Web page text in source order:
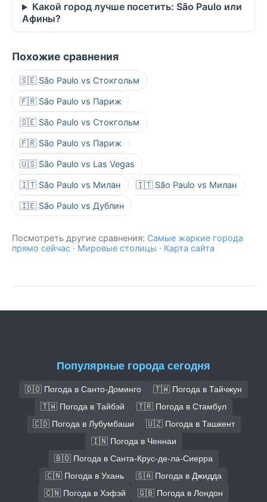
Какой город лучше посетить: São Paulo или
Афины?
Похожие сравнения
🇸🇪 São Paulo vs Стокгольм
🇫🇷 São Paulo vs Париж
🇸🇪 São Paulo vs Стокгольм
🇫🇷 São Paulo vs Париж
🇺🇸 São Paulo vs Las Vegas
🇮🇹 São Paulo vs Милан 🇮🇹 São Paulo vs Милан
🇮🇪 São Paulo vs Дублин
Посмотреть другие сравнения: Самые жаркие города
прямо сейчас · Мировые столицы · Карта сайта
Популярные города сегодня
🇩🇴 Погода в Санто-Доминго
🇹🇼 Погода в Тайчжун
🇹🇼 Погода в Тайбэй
🇹🇷 Погода в Стамбул
🇨🇩 Погода в Лубумбаши
🇺🇿 Погода в Ташкент
🇮🇳 Погода в Ченнаи
🇧🇴 Погода в Санта-Крус-де-ла-Сиерра
🇨🇳 Погода в Ухань
🇸🇦 Погода в Джидда
🇨🇳 Погода в Хэфэй
🇬🇧 Погода в Лондон